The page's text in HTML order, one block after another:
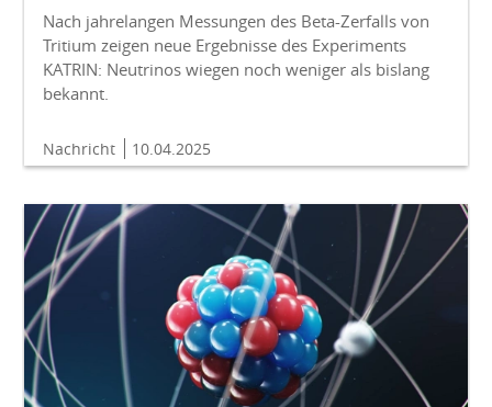
Nach jahrelangen Messungen des Beta-Zerfalls von
Tritium zeigen neue Ergebnisse des Experiments
KATRIN: Neutrinos wiegen noch weniger als bislang
bekannt.
Nachricht 10.04.2025